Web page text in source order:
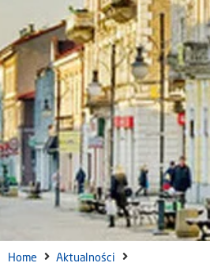
Home
Aktualności